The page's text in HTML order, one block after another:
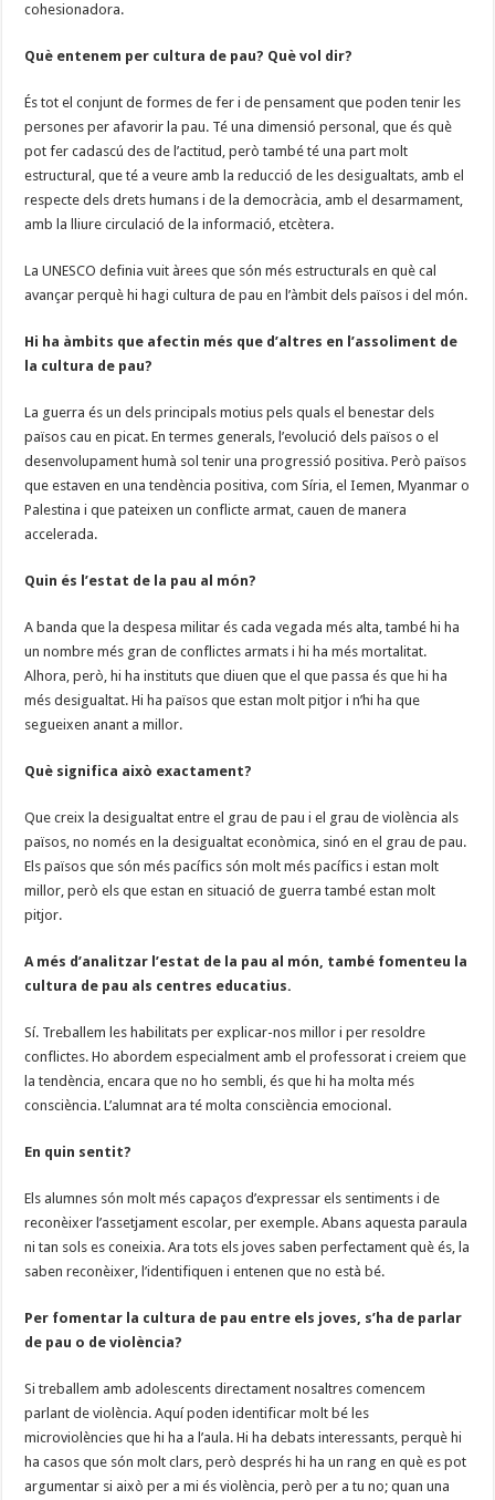
cohesionadora.
Què entenem per cultura de pau? Què vol dir?
És tot el conjunt de formes de fer i de pensament que poden tenir les
persones per afavorir la pau. Té una dimensió personal, que és què
pot fer cadascú des de l’actitud, però també té una part molt
estructural, que té a veure amb la reducció de les desigualtats, amb el
respecte dels drets humans i de la democràcia, amb el desarmament,
amb la lliure circulació de la informació, etcètera.
La UNESCO definia vuit àrees que són més estructurals en què cal
avançar perquè hi hagi cultura de pau en l’àmbit dels països i del món.
Hi ha àmbits que afectin més que d’altres en l’assoliment de
la cultura de pau?
La guerra és un dels principals motius pels quals el benestar dels
països cau en picat. En termes generals, l’evolució dels països o el
desenvolupament humà sol tenir una progressió positiva. Però països
que estaven en una tendència positiva, com Síria, el Iemen, Myanmar o
Palestina i que pateixen un conflicte armat, cauen de manera
accelerada.
Quin és l’estat de la pau al món?
A banda que la despesa militar és cada vegada més alta, també hi ha
un nombre més gran de conflictes armats i hi ha més mortalitat.
Alhora, però, hi ha instituts que diuen que el que passa és que hi ha
més desigualtat. Hi ha països que estan molt pitjor i n’hi ha que
segueixen anant a millor.
Què significa això exactament?
Que creix la desigualtat entre el grau de pau i el grau de violència als
països, no només en la desigualtat econòmica, sinó en el grau de pau.
Els països que són més pacífics són molt més pacífics i estan molt
millor, però els que estan en situació de guerra també estan molt
pitjor.
A més d’analitzar l’estat de la pau al món, també fomenteu la
cultura de pau als centres educatius.
Sí. Treballem les habilitats per explicar-nos millor i per resoldre
conflictes. Ho abordem especialment amb el professorat i creiem que
la tendència, encara que no ho sembli, és que hi ha molta més
consciència. L’alumnat ara té molta consciència emocional.
En quin sentit?
Els alumnes són molt més capaços d’expressar els sentiments i de
reconèixer l’assetjament escolar, per exemple. Abans aquesta paraula
ni tan sols es coneixia. Ara tots els joves saben perfectament què és, la
saben reconèixer, l’identifiquen i entenen que no està bé.
Per fomentar la cultura de pau entre els joves, s’ha de parlar
de pau o de violència?
Si treballem amb adolescents directament nosaltres comencem
parlant de violència. Aquí poden identificar molt bé les
microviolències que hi ha a l’aula. Hi ha debats interessants, perquè hi
ha casos que són molt clars, però després hi ha un rang en què es pot
argumentar si això per a mi és violència, però per a tu no; quan una